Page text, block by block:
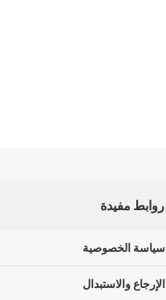
روابط مفيدة
سياسة الخصوصية
الإرجاع والاستبدال